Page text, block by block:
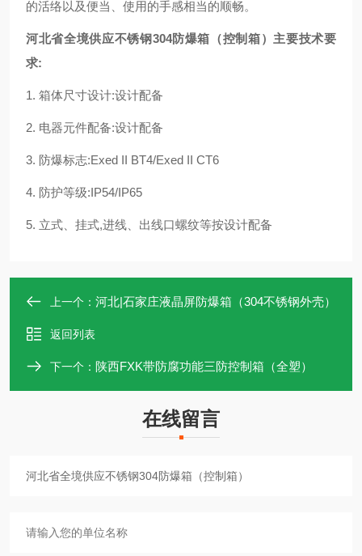
的活络以及便当、使用的手感相当的顺畅。
河北省全境供应不锈钢304防爆箱（控制箱）主要技术要
求:
1. 箱体尺寸设计:设计配备
2. 电器元件配备:设计配备
3. 防爆标志:Exed II BT4/Exed II CT6
4. 防护等级:IP54/IP65
5. 立式、挂式,进线、出线口螺纹等按设计配备
上一个： 河北|石家庄液晶屏防爆箱（304不锈钢外壳）
返回列表
下一个： 陕西FXK带防腐功能三防控制箱（全塑）
在线留言